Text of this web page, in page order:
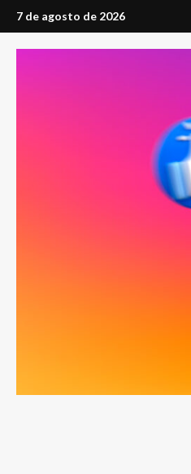
Saltar
al
contenido
7 de agosto de 2026